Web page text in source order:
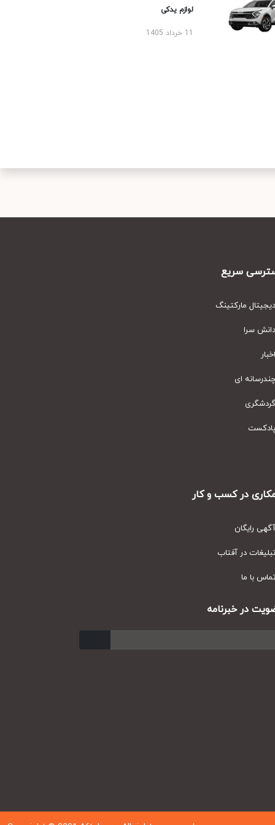
لوازم یدکی
سریع
مارکتینگ
سرا
ای
در کسب و کار
رایگان
در آفتاب
با ما
در خبرنامه